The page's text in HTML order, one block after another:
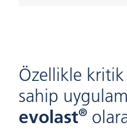
Özellikle kritik
sahip
evolast®